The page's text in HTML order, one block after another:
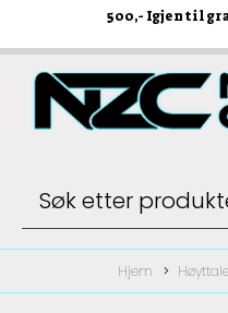
500,- Igjen til
Hjem